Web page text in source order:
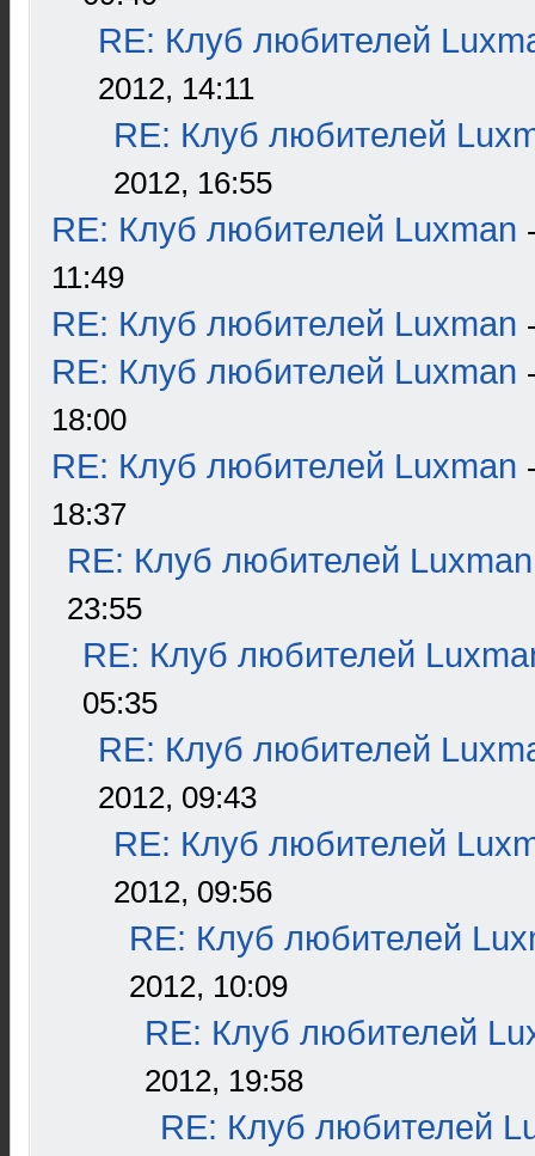
RE: Клуб любителей
2012, 14:11
RE: Клуб любителей
2012, 16:55
RE: Клуб любителей Luxman
11:49
RE: Клуб любителей Luxman
RE: Клуб любителей Luxman
18:00
RE: Клуб любителей Luxman
18:37
RE: Клуб любителей Luxman
23:55
RE: Клуб любителей
05:35
RE: Клуб любителей
2012, 09:43
RE: Клуб любителей
2012, 09:56
RE: Клуб любителей
2012, 10:09
RE: Клуб любителей
2012, 19:58
RE: Клуб любителей